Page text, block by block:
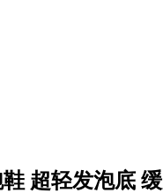
超轻发泡底